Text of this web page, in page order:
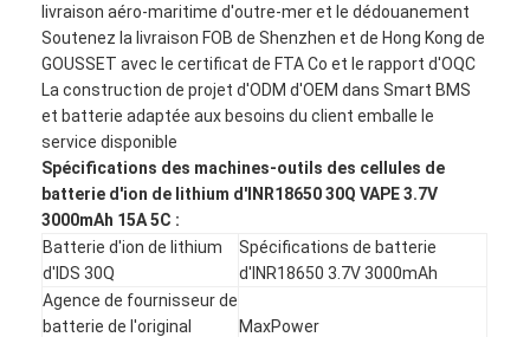
livraison aéro-maritime d'outre-mer et le dédouanement
Soutenez la livraison FOB de Shenzhen et de Hong Kong de
GOUSSET avec le certificat de FTA Co et le rapport d'OQC
La construction de projet d'ODM d'OEM dans Smart BMS
et batterie adaptée aux besoins du client emballe le
service disponible
Spécifications des machines-outils des cellules de
batterie d'ion de lithium d'INR18650 30Q VAPE 3.7V
3000mAh 15A 5C :
Batterie d'ion de lithium
d'IDS 30Q
Spécifications de batterie
d'INR18650 3.7V 3000mAh
Agence de fournisseur de
batterie de l'original
MaxPower